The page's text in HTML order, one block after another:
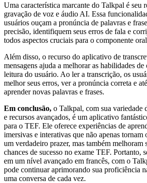
Uma característica marcante do Talkpal é seu
gravação de voz e áudio AI. Essa
usuários ouçam a pronúncia de palavras e
precisão, identifiquem seus erros de fala e
todos aspectos cruciais para o componente
Além disso, o recurso do aplicativo de
mensagens ajuda a melhorar as habilidades de
leitura do usuário. Ao ler a transcrição, os
melhor seus erros, ver a pronúncia correta e
aprender novas palavras e frases.
Em conclusão, o Talkpal, com sua variedade
e recursos avançados, é um aplicativo
para o TEF. Ele oferece experiências de
imersivas e interativas que não apenas tornam
um verdadeiro prazer, mas também melhoram
chances de sucesso no exame TEF. Portanto,
em um nível avançado em francês, com o
pode continuar aprimorando sua proficiência
uma conversa de cada vez.